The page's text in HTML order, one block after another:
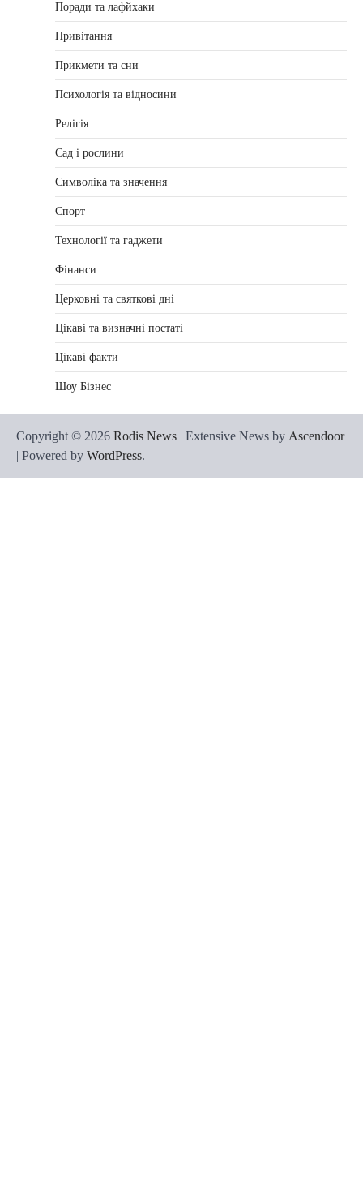
Поради та лафйхаки
Привітання
Прикмети та сни
Психологія та відносини
Релігія
Сад і рослини
Символіка та значення
Спорт
Технології та гаджети
Фінанси
Церковні та святкові дні
Цікаві та визначні постаті
Цікаві факти
Шоу Бізнес
Copyright © 2026 Rodis News | Extensive News by Ascendoor
| Powered by WordPress.